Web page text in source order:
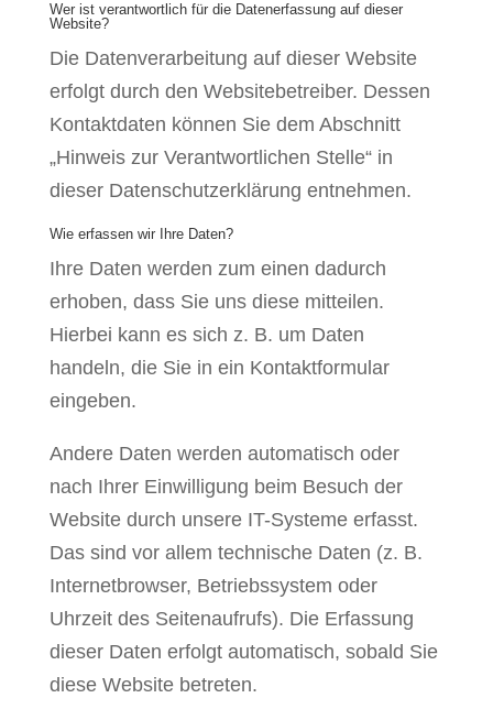
Wer ist verantwortlich für die Datenerfassung auf dieser
Website?
Die Datenverarbeitung auf dieser Website
erfolgt durch den Websitebetreiber. Dessen
Kontaktdaten können Sie dem Abschnitt
„Hinweis zur Verantwortlichen Stelle“ in
dieser Datenschutzerklärung entnehmen.
Wie erfassen wir Ihre Daten?
Ihre Daten werden zum einen dadurch
erhoben, dass Sie uns diese mitteilen.
Hierbei kann es sich z. B. um Daten
handeln, die Sie in ein Kontaktformular
eingeben.
Andere Daten werden automatisch oder
nach Ihrer Einwilligung beim Besuch der
Website durch unsere IT-Systeme erfasst.
Das sind vor allem technische Daten (z. B.
Internetbrowser, Betriebssystem oder
Uhrzeit des Seitenaufrufs). Die Erfassung
dieser Daten erfolgt automatisch, sobald Sie
diese Website betreten.